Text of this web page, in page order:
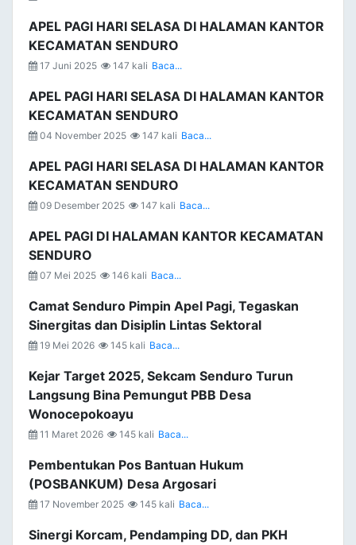
APEL PAGI HARI SELASA DI HALAMAN KANTOR
KECAMATAN SENDURO
17 Juni 2025 147 kali Baca...
APEL PAGI HARI SELASA DI HALAMAN KANTOR
KECAMATAN SENDURO
04 November 2025 147 kali Baca...
APEL PAGI HARI SELASA DI HALAMAN KANTOR
KECAMATAN SENDURO
09 Desember 2025 147 kali Baca...
APEL PAGI DI HALAMAN KANTOR KECAMATAN
SENDURO
07 Mei 2025 146 kali Baca...
Camat Senduro Pimpin Apel Pagi, Tegaskan
Sinergitas dan Disiplin Lintas Sektoral
19 Mei 2026 145 kali Baca...
Kejar Target 2025, Sekcam Senduro Turun
Langsung Bina Pemungut PBB Desa
Wonocepokoayu
11 Maret 2026 145 kali Baca...
Pembentukan Pos Bantuan Hukum
(POSBANKUM) Desa Argosari
17 November 2025 145 kali Baca...
Sinergi Korcam, Pendamping DD, dan PKH